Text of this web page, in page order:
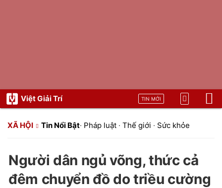
Việt Giải Trí TIN MỚI
XÃ HỘI Tin Nổi Bật· Pháp luật · Thế giới · Sức khỏe
Người dân ngủ võng, thức cả
đêm chuyển đồ do triều cường